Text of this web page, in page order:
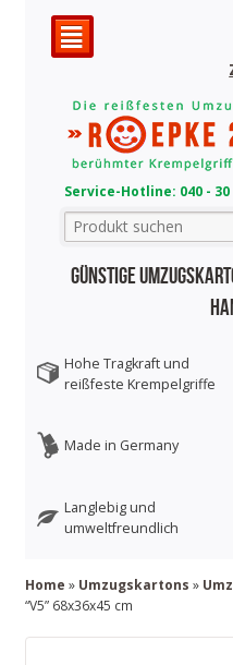
Service-Hotline: 040 - 30
²
Günstige
Hohe Tragkraft und
reißfeste Krempelgriffe
Made in Germany
Langlebig und
umweltfreundlich
Home » Umzugskartons »
“V5” 68x36x45 cm